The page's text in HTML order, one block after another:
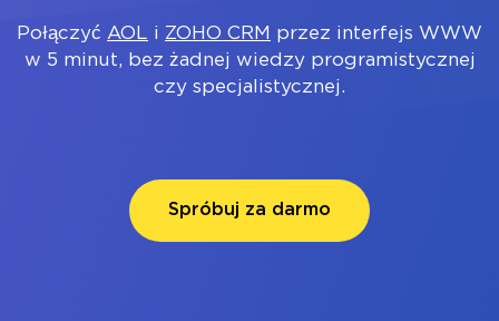
Połączyć AOL i ZOHO CRM przez interfejs WWW
w 5 minut, bez żadnej wiedzy programistycznej
czy specjalistycznej.
Spróbuj za darmo